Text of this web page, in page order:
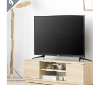
返
ン
ル
シリーズで揃
同シリーズの家
が生まれ、すっ
になります。